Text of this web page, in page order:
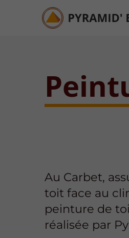
Au Carbet,
toit face au
peinture de
réalisée par